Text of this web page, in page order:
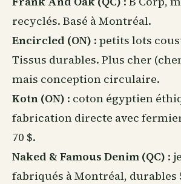
recyclés. Basé à Montréal.
Encircled (ON) : petits lots
Tissus durables. Plus cher
mais conception circulaire.
Kotn (ON) : coton égyptien
fabrication directe avec
70 $.
Naked & Famous Denim (QC) :
fabriqués à Montréal, durables